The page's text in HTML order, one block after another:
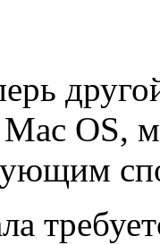
Mac OS,